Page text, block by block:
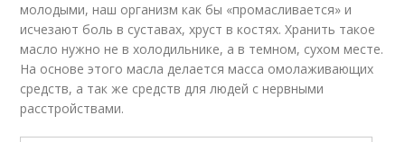
молодыми, наш организм как бы «промасливается» и
исчезают боль в суставах, хруст в костях. Хранить такое
масло нужно не в холодильнике, а в темном, сухом месте.
На основе этого масла делается масса омолаживающих
средств, а так же средств для людей с нервными
расстройствами.